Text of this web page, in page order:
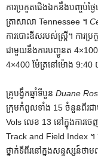
ការប្រកួតជើងឯកនឹងបញ្ចប់
ត្រាសាលា Tennessee ។
ការបោះឌីសរបស់ស្ត្រី។ ការប្រ
ជាមួយនឹងការបញ្ជូនត
4×400 ម៉ែត្រនៅម៉ោង 9:40
គ្រូបង្វឹកឆ្នាំទីបួន Duane
ក្រុមកំពូលទាំង 15 ចំនួនពីរជ
Vols លេខ 13 នៅក្នុងការចេ
Track and Field Index
ថ្នាក់ទីពីរនៅក្នុងសន្ទស្សន៍ថ